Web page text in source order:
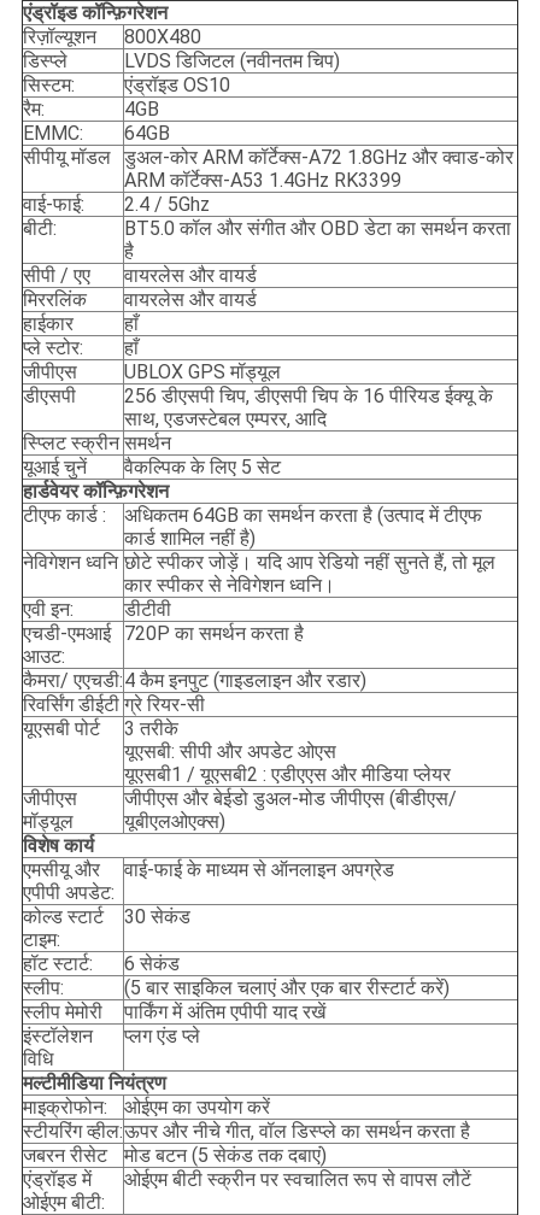
एंड्रॉइड कॉन्फ़िगरेशन
रिज़ॉल्यूशन
800X480
डिस्प्ले
LVDS डिजिटल (नवीनतम चिप)
सिस्टम:
एंड्रॉइड OS10
रैम:
4GB
EMMC:
64GB
सीपीयू मॉडल डुअल-कोर ARM कॉर्टेक्स-A72 1.8GHz और क्वाड-कोर
ARM कॉर्टेक्स-A53 1.4GHz RK3399
वाई-फाई:
2.4 / 5Ghz
बीटी:
BT5.0 कॉल और संगीत और OBD डेटा का समर्थन करता
है
सीपी / एए
वायरलेस और वायर्ड
मिररलिंक
वायरलेस और वायर्ड
हाईकार
हाँ
प्ले स्टोर:
हाँ
जीपीएस
UBLOX GPS मॉड्यूल
डीएसपी
256 डीएसपी चिप, डीएसपी चिप के 16 पीरियड ईक्यू के
साथ, एडजस्टेबल एम्परर, आदि
स्प्लिट स्क्रीन समर्थन
यूआई चुनें
वैकल्पिक के लिए 5 सेट
हार्डवेयर कॉन्फ़िगरेशन
टीएफ कार्ड :
अधिकतम 64GB का समर्थन करता है (उत्पाद में टीएफ
कार्ड शामिल नहीं है)
नेविगेशन ध्वनि छोटे स्पीकर जोड़ें। यदि आप रेडियो नहीं सुनते हैं, तो मूल
कार स्पीकर से नेविगेशन ध्वनि।
एवी इन:
डीटीवी
एचडी-एमआई
आउट:
720P का समर्थन करता है
कैमरा/ एएचडी:4 कैम इनपुट (गाइडलाइन और रडार)
रिवर्सिंग डीईटी ग्रे रियर-सी
यूएसबी पोर्ट
3 तरीके
यूएसबी: सीपी और अपडेट ओएस
यूएसबी1 / यूएसबी2 : एडीएएस और मीडिया प्लेयर
जीपीएस
मॉड्यूल
जीपीएस और बेईडो डुअल-मोड जीपीएस (बीडीएस/
यूबीएलओएक्स)
विशेष कार्य
एमसीयू और
एपीपी अपडेट:
वाई-फाई के माध्यम से ऑनलाइन अपग्रेड
कोल्ड स्टार्ट
टाइम:
30 सेकंड
हॉट स्टार्ट:
6 सेकंड
स्लीप:
(5 बार साइकिल चलाएं और एक बार रीस्टार्ट करें)
स्लीप मेमोरी
पार्किंग में अंतिम एपीपी याद रखें
इंस्टॉलेशन
विधि
प्लग एंड प्ले
मल्टीमीडिया नियंत्रण
माइक्रोफोन:
ओईएम का उपयोग करें
स्टीयरिंग व्हील:ऊपर और नीचे गीत, वॉल डिस्प्ले का समर्थन करता है
जबरन रीसेट
मोड बटन (5 सेकंड तक दबाएं)
एंड्रॉइड में
ओईएम बीटी:
ओईएम बीटी स्क्रीन पर स्वचालित रूप से वापस लौटें